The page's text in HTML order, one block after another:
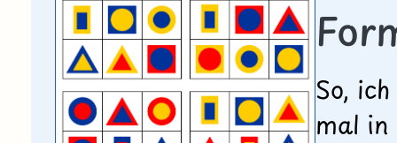
So,
mal in